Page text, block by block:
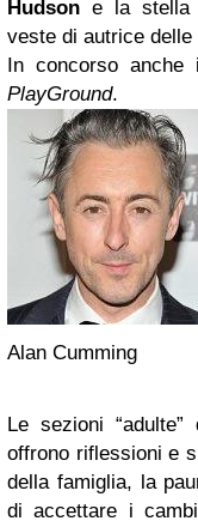
Hudson e la stella
veste di autrice
In concorso
PlayGround.
Alan Cumming
Le sezioni “adulte”
offrono riflessioni e
della famiglia, la
di accettare i